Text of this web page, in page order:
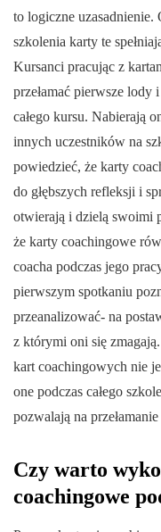
to logiczne uzasadnienie.
szkolenia karty te
Kursanci pracując z
przełamać pierwsze lody
całego kursu. Nabierają
innych uczestników na
powiedzieć, że karty
do głębszych refleksji i
otwierają i dzielą swoimi
że karty coachingowe
coacha podczas jego
pierwszym spotkaniu
przeanalizować- na
z którymi oni się
kart coachingowych nie
one podczas całego
pozwalają na
Czy warto
coachingowe